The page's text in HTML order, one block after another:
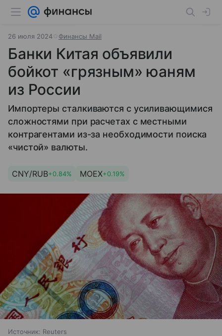
26 июля 2024 Финансы Mail
Банки Китая объявили
бойкот «грязным» юаням
из России
Импортеры сталкиваются с усиливающимися
сложностями при расчетах с местными
контрагентами из-за необходимости поиска
«чистой» валюты.
CNY/RUB+0.84% MOEX+0.19%
Источник: Reuters